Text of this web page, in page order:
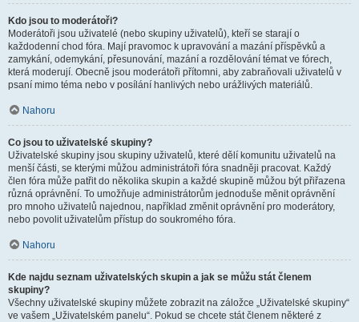
Kdo jsou to moderátoři?
Moderátoři jsou uživatelé (nebo skupiny uživatelů), kteří se starají o
každodenní chod fóra. Mají pravomoc k upravování a mazání příspěvků a
zamykání, odemykání, přesunování, mazání a rozdělování témat ve fórech,
která moderují. Obecně jsou moderátoři přítomni, aby zabraňovali uživatelů v
psaní mimo téma nebo v posílání hanlivých nebo urážlivých materiálů.
Nahoru
Co jsou to uživatelské skupiny?
Uživatelské skupiny jsou skupiny uživatelů, které dělí komunitu uživatelů na
menší části, se kterými můžou administrátoři fóra snadněji pracovat. Každý
člen fóra může patřit do několika skupin a každé skupině můžou být přiřazena
různá oprávnění. To umožňuje administrátorům jednoduše měnit oprávnění
pro mnoho uživatelů najednou, například změnit oprávnění pro moderátory,
nebo povolit uživatelům přístup do soukromého fóra.
Nahoru
Kde najdu seznam uživatelských skupin a jak se můžu stát členem
skupiny?
Všechny uživatelské skupiny můžete zobrazit na záložce „Uživatelské skupiny“
ve vašem „Uživatelském panelu“. Pokud se chcete stát členem některé z